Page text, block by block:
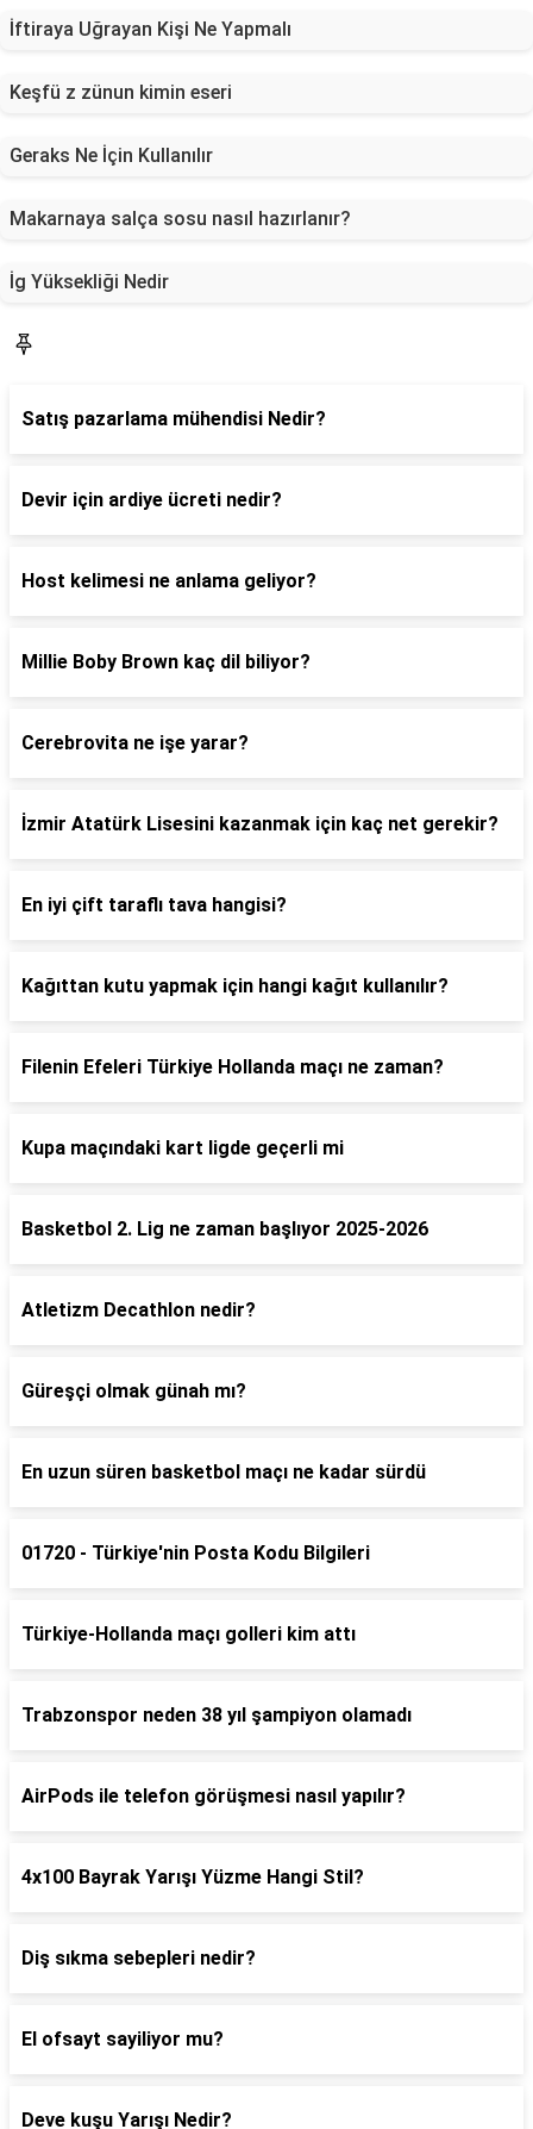
İftiraya Uğrayan Kişi Ne Yapmalı
Keşfü z zünun kimin eseri
Geraks Ne İçin Kullanılır
Makarnaya salça sosu nasıl hazırlanır?
İg Yüksekliği Nedir
Satış pazarlama mühendisi Nedir?
Devir için ardiye ücreti nedir?
Host kelimesi ne anlama geliyor?
Millie Boby Brown kaç dil biliyor?
Cerebrovita ne işe yarar?
İzmir Atatürk Lisesini kazanmak için kaç net gerekir?
En iyi çift taraflı tava hangisi?
Kağıttan kutu yapmak için hangi kağıt kullanılır?
Filenin Efeleri Türkiye Hollanda maçı ne zaman?
Kupa maçındaki kart ligde geçerli mi
Basketbol 2. Lig ne zaman başlıyor 2025-2026
Atletizm Decathlon nedir?
Güreşçi olmak günah mı?
En uzun süren basketbol maçı ne kadar sürdü
01720 - Türkiye'nin Posta Kodu Bilgileri
Türkiye-Hollanda maçı golleri kim attı
Trabzonspor neden 38 yıl şampiyon olamadı
AirPods ile telefon görüşmesi nasıl yapılır?
4x100 Bayrak Yarışı Yüzme Hangi Stil?
Diş sıkma sebepleri nedir?
El ofsayt sayiliyor mu?
Deve kuşu Yarışı Nedir?